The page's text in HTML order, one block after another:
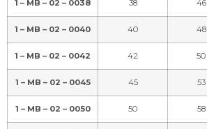
1 – MB – 02 – 0038 38 46
1 – MB – 02 – 0040 40 48
1 – MB – 02 – 0042 42 50
1 – MB – 02 – 0045 45 53
1 – MB – 02 – 0050 50 58